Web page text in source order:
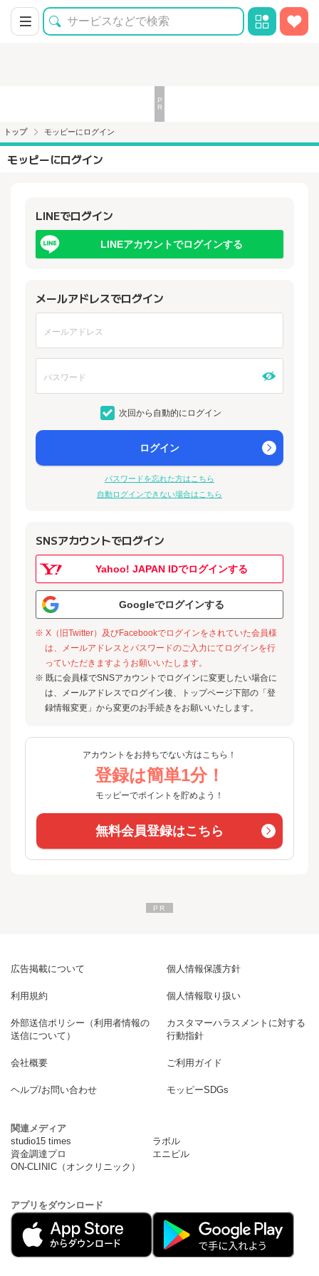
トップ モッピーにログイン
モッピーにログイン
LINEでログイン
LINEアカウントでログインする
メールアドレスでログイン
次回から自動的にログイン
ログイン
パスワードを忘れた方はこちら
自動ログインできない場合はこちら
SNSアカウントでログイン
Yahoo! JAPAN IDでログインする
Googleでログインする
※ X（旧Twitter）及びFacebookでログインをされていた会員様
は、メールアドレスとパスワードのご入力にてログインを行
っていただきますようお願いいたします。
※ 既に会員様でSNSアカウントでログインに変更したい場合に
は、メールアドレスでログイン後、トップページ下部の「登
録情報変更」から変更のお手続きをお願いいたします。
アカウントをお持ちでない方はこちら！
登録は簡単1分！
モッピーでポイントを貯めよう！
無料会員登録はこちら
広告掲載について 個人情報保護方針
利用規約 個人情報取り扱い
外部送信ポリシー（利用者情報の
送信について）
カスタマーハラスメントに対する
行動指針
会社概要 ご利用ガイド
ヘルプ/お問い合わせ モッピーSDGs
関連メディア
studio15 times
ラボル
資金調達プロ
エニピル
ON-CLINIC（オンクリニック）
アプリをダウンロード